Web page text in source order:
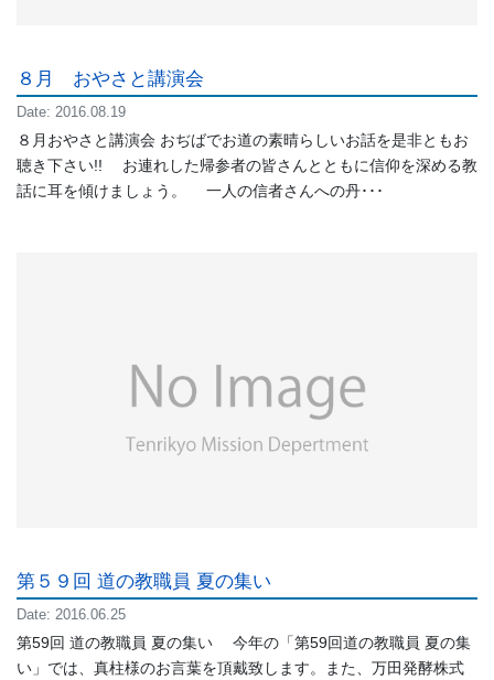
８月 おやさと講演会
Date: 2016.08.19
８月おやさと講演会 おぢばでお道の素晴らしいお話を是非ともお
聴き下さい!! お連れした帰参者の皆さんとともに信仰を深める教
話に耳を傾けましょう。 一人の信者さんへの丹･･･
第５９回 道の教職員 夏の集い
Date: 2016.06.25
第59回 道の教職員 夏の集い 今年の「第59回道の教職員 夏の集
い」では、真柱様のお言葉を頂戴致します。また、万田発酵株式